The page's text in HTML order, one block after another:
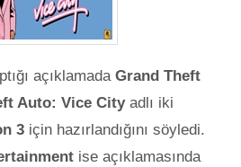
açıklamada Grand Theft
Auto: Vice City adlı iki
3 için hazırlandığını söyledi.
ise açıklamasında